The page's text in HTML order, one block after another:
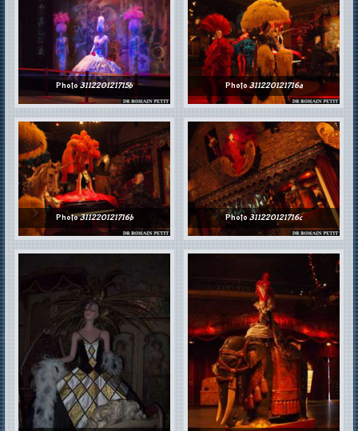
Photo311220121715b Photo311220121716a
Photo311220121716b Photo311220121716c